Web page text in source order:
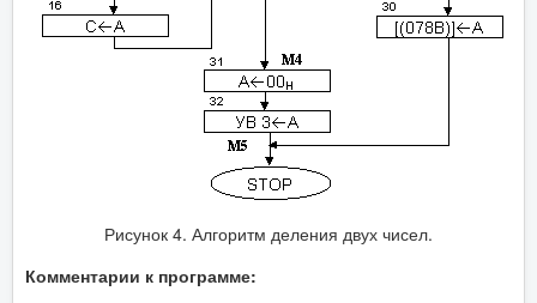
Рисунок 4. Алгоритм деления двух чисел.
Комментарии к программе: